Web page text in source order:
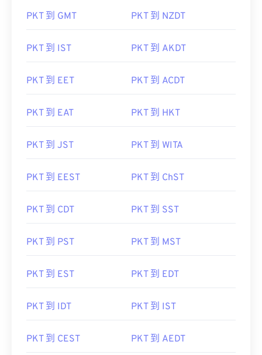
PKT 到 GMT PKT 到 NZDT
PKT 到 IST PKT 到 AKDT
PKT 到 EET PKT 到 ACDT
PKT 到 EAT PKT 到 HKT
PKT 到 JST PKT 到 WITA
PKT 到 EEST PKT 到 ChST
PKT 到 CDT PKT 到 SST
PKT 到 PST PKT 到 MST
PKT 到 EST PKT 到 EDT
PKT 到 IDT PKT 到 IST
PKT 到 CEST PKT 到 AEDT